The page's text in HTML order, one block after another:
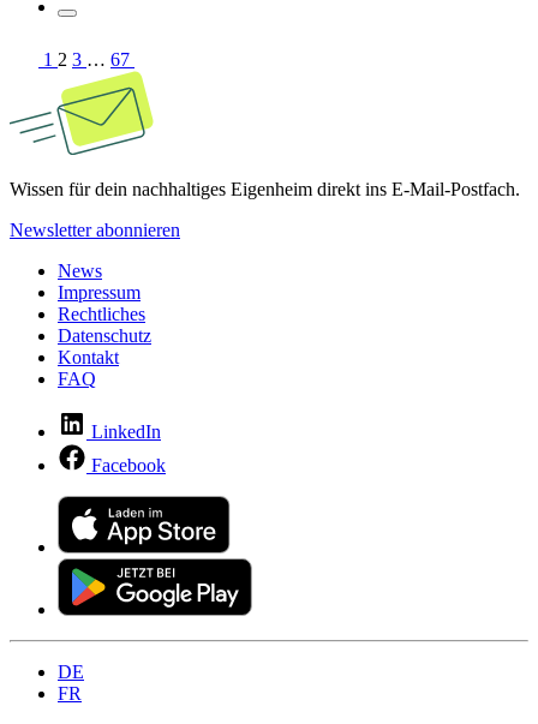
1 2 3 … 67
Wissen für dein nachhaltiges Eigenheim direkt ins E-Mail-Postfach.
Newsletter abonnieren
News
Impressum
Rechtliches
Datenschutz
Kontakt
FAQ
LinkedIn
Facebook
DE
FR